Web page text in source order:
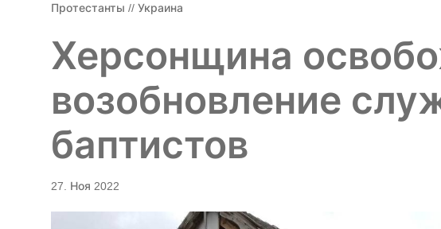
Протестанты // Украина
Херсонщина
возобновление
баптистов
27. Ноя 2022